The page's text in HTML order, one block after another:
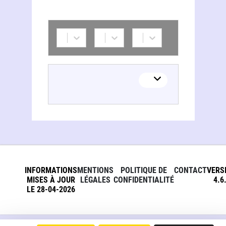
INFORMATIONS
MISES À JOUR
LE 28-04-2026
MENTIONS
LÉGALES
POLITIQUE DE
CONFIDENTIALITÉ
CONTACT